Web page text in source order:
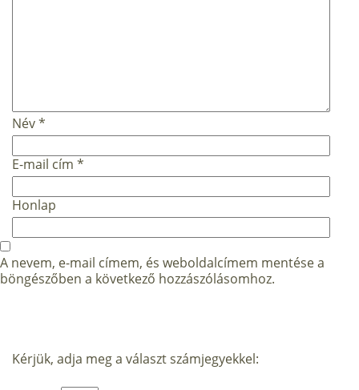
Név*
E-mail cím *
Honlap
A nevem, e-mail címem, és weboldalcímem mentése a
böngészőben a következő hozzászólásomhoz.
Kérjük, adja meg a választ számjegyekkel: